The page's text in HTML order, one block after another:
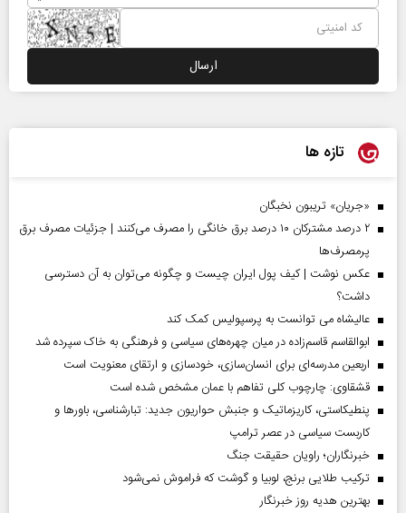
تازه ها
«جریان» تریبون نخبگان
۲ درصد مشترکان ۱۰ درصد برق خانگی را مصرف می‌کنند | جزئیات مصرف برق
پرمصرف‌ها
عکس نوشت | کیف پول ایران چیست و چگونه می‌توان به آن دسترسی
داشت؟
عالیشاه می توانست به پرسپولیس کمک کند
ابوالقاسم قاسم‌زاده در میان چهره‌های سیاسی و فرهنگی به خاک سپرده شد
اربعین مدرسه‌ای برای انسان‌سازی، خودسازی و ارتقای معنویت است
قشقاوی: چارچوب کلی تفاهم با عمان مشخص شده است
پنطیکاستی، کاریزماتیک و جنبش حواریون جدید: تبارشناسی، باور‌ها و
کاربست سیاسی در عصر ترامپ
خبرنگاران؛ راویان حقیقت جنگ
ترکیب طلایی برنج، لوبیا و گوشت که فراموش نمی‌شود
بهترین هدیه روز خبرنگار